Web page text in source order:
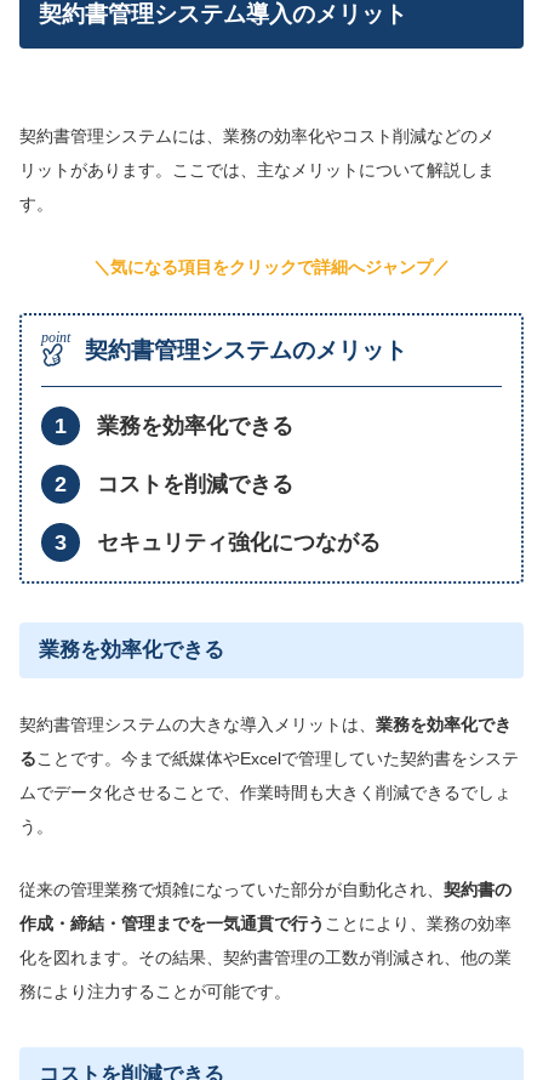
契約書管理システム導入のメリット
契約書管理システムには、業務の効率化やコスト削減などのメ
リットがあります。ここでは、主なメリットについて解説しま
す。
＼気になる項目をクリックで詳細へジャンプ／
契約書管理システムのメリット
業務を効率化できる
コストを削減できる
セキュリティ強化につながる
業務を効率化できる
契約書管理システムの大きな導入メリットは、 業務を効率化でき
ることです。今まで紙媒体やExcelで管理していた契約書をシステ
ムでデータ化させることで、作業時間も大きく削減できるでしょ
う。
従来の管理業務で煩雑になっていた部分が自動化され、 契約書の
作成・締結・管理までを一気通貫で行う ことにより、業務の効率
化を図れます。その結果、契約書管理の工数が削減され、他の業
務により注力することが可能です。
コストを削減できる